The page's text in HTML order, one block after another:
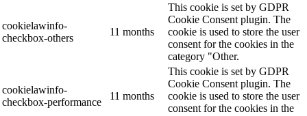
cookielawinfo-
checkbox-others
11 months
This cookie is set by GDPR
Cookie Consent plugin. The
cookie is used to store the user
consent for the cookies in the
category "Other.
cookielawinfo-
checkbox-performance
11 months
This cookie is set by GDPR
Cookie Consent plugin. The
cookie is used to store the user
consent for the cookies in the